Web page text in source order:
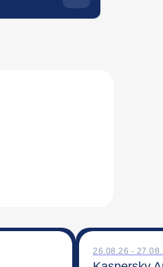
26.08.26 -